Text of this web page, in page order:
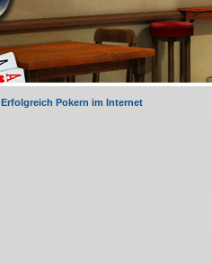
Erfolgreich Pokern im Internet